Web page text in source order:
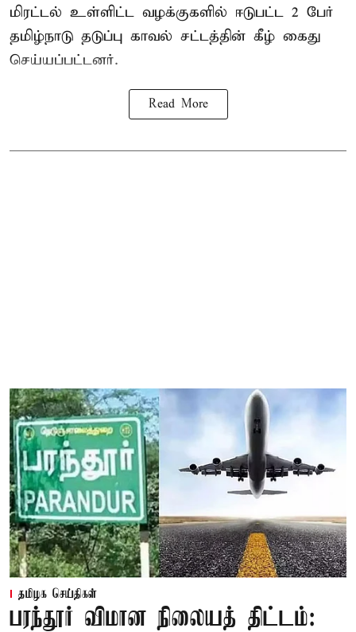
மிரட்டல் உள்ளிட்ட வழக்குகளில் ஈடுபட்ட 2 பேர்
தமிழ்நாடு தடுப்பு காவல் சட்டத்தின் கீழ் கைது
செய்யப்பட்டனர்.
Read More
தமிழக செய்திகள்
பரந்தூர் விமான நிலையத் திட்டம்: